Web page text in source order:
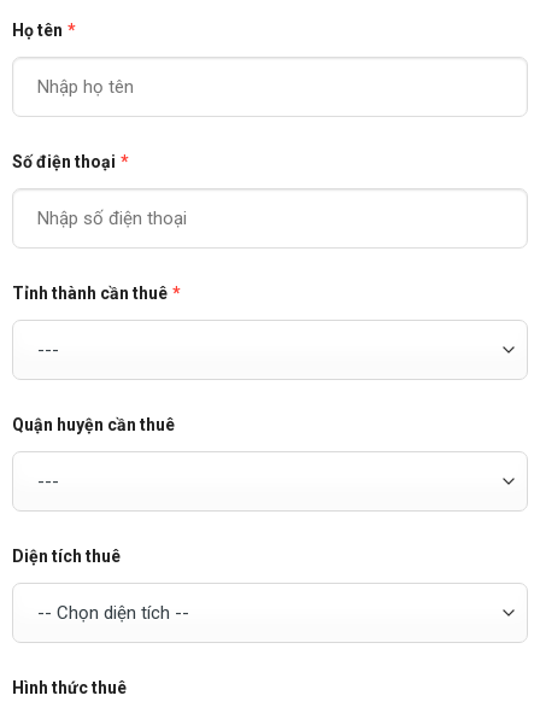
Họ tên *
Số điện thoại *
Tỉnh thành cần thuê *
Quận huyện cần thuê
Diện tích thuê
Hình thức thuê